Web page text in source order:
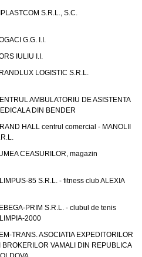
S.R.L., S.C.
G.G. I.I.
IULIU I.I.
LOGISTIC S.R.L.
AMBULATORIU DE ASISTENTA
DIN BENDER
HALL centrul comercial - MANOLII
CEASURILOR, magazin
85 S.R.L. - fitness club ALEXIA
PRIM S.R.L. - clubul de tenis
2000
TRANS. ASOCIATIA EXPEDITORILOR
BROKERILOR VAMALI DIN REPUBLICA